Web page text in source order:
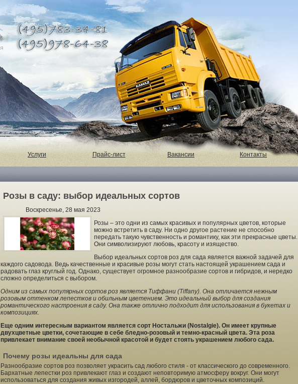
Услуги Прайс-лист Вакансии Контакты
Розы в саду: выбор идеальных сортов
Воскресенье, 28 мая 2023
Розы – это одни из самых красивых и популярных цветов, которые
можно встретить в саду. Ни одно другое растение не способно
передать такую чувственность и романтику, как эти прекрасные цветы.
Они символизируют любовь, красоту и изящество.
Выбор идеальных сортов роз для сада является важной задачей для
каждого садовода. Ведь качественные и красивые розы могут стать настоящей украшением сада и
радовать глаз круглый год. Однако, существует огромное разнообразие сортов и гибридов, и нередко
сложно определиться с выбором.
Одним из самых популярных сортов роз является Тиффани (Tiffany). Она отличается нежным
розовым оттенком лепестков и обильным цветением. Это идеальный выбор для создания
романтического настроения в саду. Она также отлично подходит для использования в букетах и
композициях.
Еще одним интересным вариантом является сорт Ностальжи (Nostalgie). Он имеет крупные
двухцветные цветки, сочетающие в себе бледно-розовый и темно-красный цвета. Эта роза
привлекает внимание своей необычной красотой и будет стоять украшением любого сада.
Почему розы идеальны для сада
Разнообразие сортов роз позволяет украсить сад любого стиля - от классического до современного.
Бархатные лепестки роз привлекают глаз и создают неповторимую атмосферу вокруг. Они могут
использоваться для создания живых изгородей, аллей, бордюров и цветочных композиций.